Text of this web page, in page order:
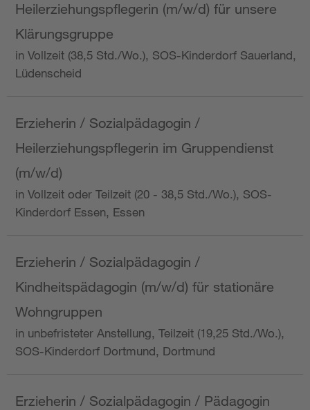
Heilerziehungspflegerin (m/w/d) für unsere
Klärungsgruppe
in Vollzeit (38,5 Std./Wo.), SOS-Kinderdorf Sauerland,
Lüdenscheid
Erzieherin / Sozialpädagogin /
Heilerziehungspflegerin im Gruppendienst
(m/w/d)
in Vollzeit oder Teilzeit (20 - 38,5 Std./Wo.), SOS-
Kinderdorf Essen, Essen
Erzieherin / Sozialpädagogin /
Kindheitspädagogin (m/w/d) für stationäre
Wohngruppen
in unbefristeter Anstellung, Teilzeit (19,25 Std./Wo.),
SOS-Kinderdorf Dortmund, Dortmund
Erzieherin / Sozialpädagogin / Pädagogin